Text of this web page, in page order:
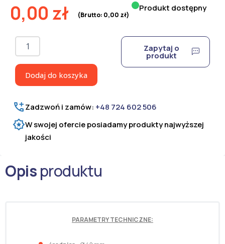
0,00 zł (Brutto: 0,00 zł)
Produkt dostępny
ilość
Kapturek
Ø
42
Dodaj do koszyka
Zapytaj o
produkt
Zadzwoń i zamów: +48 724 602 506
W swojej ofercie posiadamy produkty najwyższej
jakości
Opisproduktu
PARAMETRY TECHNICZNE: